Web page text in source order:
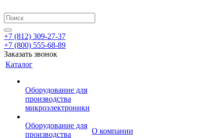
+7 (812) 309-27-37
+7 (800) 555-68-89
Заказать звонок
Каталог
Оборудование для
производства
микроэлектроники
Оборудование для
производства
О компании